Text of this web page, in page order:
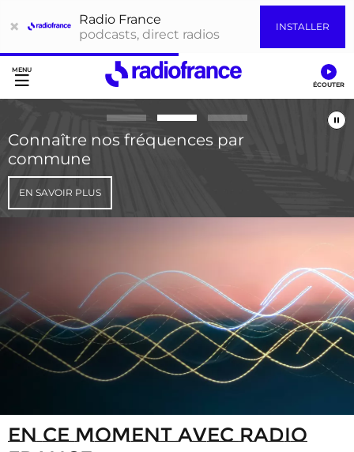
×
Radio France
podcasts, direct radios
INSTALLER
Accès direct :
Menu principal
Contenu
Connaître nos fréquences par
commune
EN SAVOIR PLUS
En ce moment avec Radio